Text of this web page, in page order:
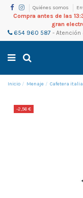
Quiénes somos
Compra antes de las
gran
654 960 587 - Atención
Inicio Menaje Cafetera
-2,56 €